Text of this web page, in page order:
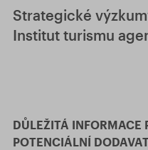
Strategické
Institut turismu
DŮLEŽITÁ INFORMACE
POTENCIÁLNÍ